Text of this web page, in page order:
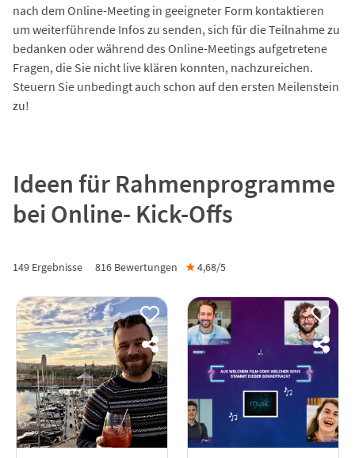
nach dem Online-Meeting in geeigneter Form kontaktieren
um weiterführende Infos zu senden, sich für die Teilnahme zu
bedanken oder während des Online-Meetings aufgetretene
Fragen, die Sie nicht live klären konnten, nachzureichen.
Steuern Sie unbedingt auch schon auf den ersten Meilenstein
zu!
Ideen für Rahmenprogramme
bei Online- Kick-Offs
149 Ergebnisse 816 Bewertungen ★4,68/5